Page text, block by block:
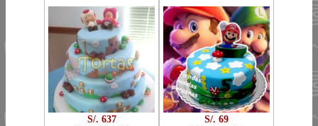
S/. 637 S/. 69